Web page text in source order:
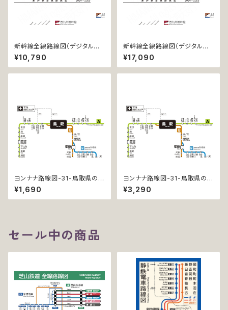
新幹線全線路線図（デジタル版
／PRO）
¥10,790
新幹線全線路線図（デジタル版
／PRO-NC）
¥17,090
ヨンナナ路線図-31-鳥取県の鉄
道 (Tottori / デジタル / LT)
¥1,690
ヨンナナ路線図-31-鳥取県の鉄
道 (Tottori / デジタル / LT-N
C)
¥3,290
セール中の商品